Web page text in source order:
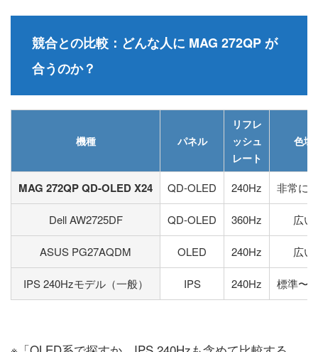
競合との比較：どんな人に MAG 272QP が
合うのか？
機種 パネル
リフレ
ッシュ
レート
色域
MAG 272QP QD-OLED X24 QD-OLED 240Hz 非常に
Dell AW2725DF QD-OLED 360Hz 広い
ASUS PG27AQDM OLED 240Hz 広い
IPS 240Hzモデル（一般） IPS 240Hz 標準〜